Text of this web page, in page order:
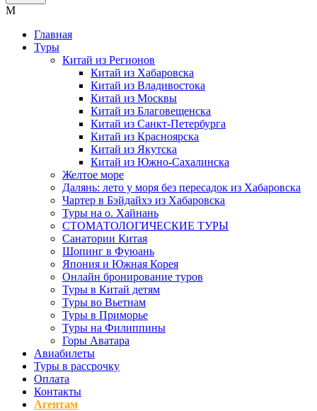
Главная
Туры
Китай из Регионов
Китай из Хабаровска
Китай из Владивостока
Китай из Москвы
Китай из Благовещенска
Китай из Санкт-Петербурга
Китай из Красноярска
Китай из Якутска
Китай из Южно-Сахалинска
Желтое море
Далянь: лето у моря без пересадок из Хабаровска
Чартер в Бэйдайхэ из Хабаровска
Туры на о. Хайнань
СТОМАТОЛОГИЧЕСКИЕ ТУРЫ
Санатории Китая
Шопинг в Фуюань
Япония и Южная Корея
Онлайн бронирование туров
Туры в Китай детям
Туры во Вьетнам
Туры в Приморье
Туры на Филиппины
Горы Аватара
Авиабилеты
Туры в рассрочку
Оплата
Контакты
Агентам